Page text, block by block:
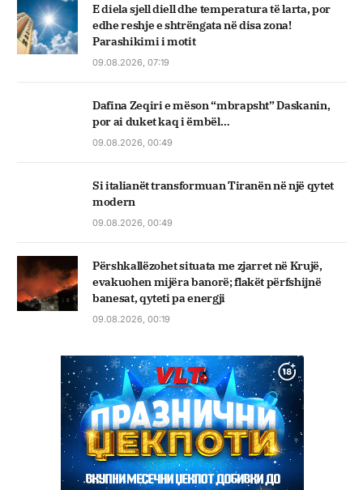
E diela sjell diell dhe temperatura të larta, por
edhe reshje e shtrëngata në disa zona!
Parashikimi i motit
09.08.2026, 07:19
Dafina Zeqiri e mëson “mbrapsht” Daskanin,
por ai duket kaq i ëmbël…
09.08.2026, 00:49
Si italianët transformuan Tiranën në një qytet
modern
09.08.2026, 00:49
Përshkallëzohet situata me zjarret në Krujë,
evakuohen mijëra banorë; flakët përfshijnë
banesat, qyteti pa energji
09.08.2026, 00:19